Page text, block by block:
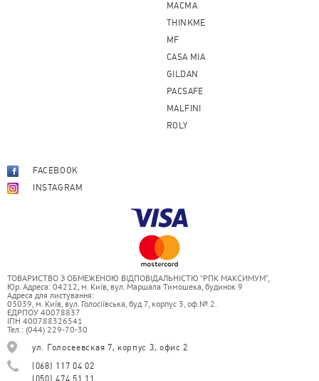
MACMA
THINKME
MF
CASA MIA
GILDAN
PACSAFE
MALFINI
ROLY
FACEBOOK
INSTAGRAM
ТОВАРИСТВО З ОБМЕЖЕНОЮ ВІДПОВІДАЛЬНІСТЮ “РПК МАКСИМУМ”,
Юр. Адреса: 04212, м. Київ, вул. Маршала Тимошека, будинок 9
Адреса для листування:
03039, м. Київ, вул. Голосіївська, буд 7, корпус 3, оф.№ 2.
ЕДРПОУ 40078837
ІПН 400788326541
Тел.: (044) 229-70-30
ул. Голосеевская 7, корпус 3, офис 2
(068) 117 04 02
(050) 474 51 11